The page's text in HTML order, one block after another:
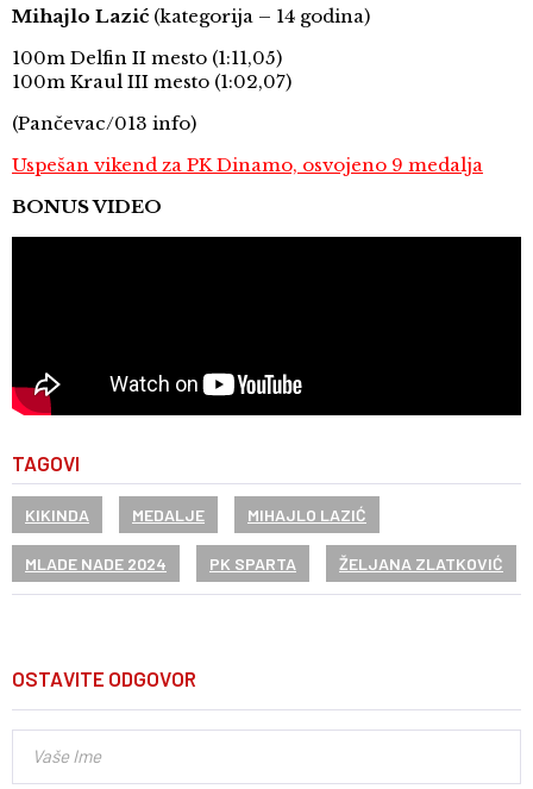
Mihajlo Lazić (kategorija – 14 godina)
100m Delfin II mesto (1:11,05)
100m Kraul III mesto (1:02,07)
(Pančevac/013 info)
Uspešan vikend za PK Dinamo, osvojeno 9 medalja
BONUS VIDEO
TAGOVI
KIKINDA MEDALJE MIHAJLO LAZIĆ
MLADE NADE 2024 PK SPARTA ŽELJANA ZLATKOVIĆ
OSTAVITE ODGOVOR